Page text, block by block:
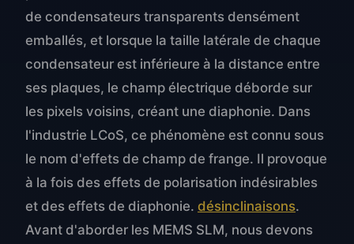
de condensateurs transparents densément
emballés, et lorsque la taille latérale de chaque
condensateur est inférieure à la distance entre
ses plaques, le champ électrique déborde sur
les pixels voisins, créant une diaphonie. Dans
l'industrie LCoS, ce phénomène est connu sous
le nom d'effets de champ de frange. Il provoque
à la fois des effets de polarisation indésirables
et des effets de diaphonie. désinclinaisons.
Avant d'aborder les MEMS SLM, nous devons